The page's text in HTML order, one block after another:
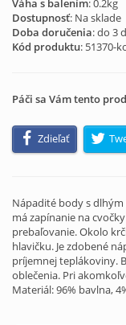
Váha s balením: 0.2kg
Dostupnosť: Na sklade
Doba doručenia: do 3
Kód produktu: 51370-
Páči sa Vám tento
Zdieľať
Nápadité body s
má zapínanie na
prebaľovanie. Okolo
hlavičku. Je zdobené
príjemnej teplákoviny.
oblečenia. Pri
Materiál: 96% bavlna,